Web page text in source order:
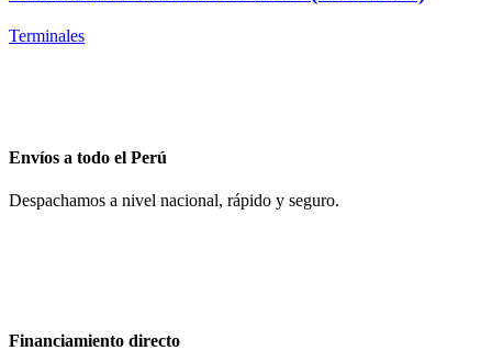
Terminales
Envíos a todo el Perú
Despachamos a nivel nacional, rápido y seguro.
Financiamiento directo